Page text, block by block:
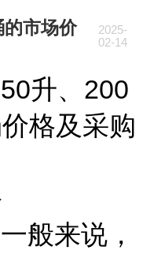
市场价
2025-
02-14
50升、 200
格及采购
般来说，